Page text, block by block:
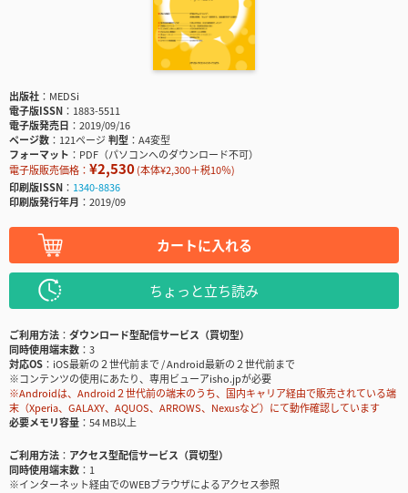
出版社
MEDSi
電子版ISSN
1883-5511
電子版発売日
2019/09/16
ページ数
121ページ判型
A4変型
フォーマット
PDF（パソコンへのダウンロード不可）
電子版販売価格： ¥2,530(本体¥2,300＋税10％)
印刷版ISSN
1340-8836
印刷版発行年月
2019/09
カートに入れる
ちょっと立ち読み
ご利用方法
ダウンロード型配信サービス（買切型）
同時使用端末数
3
対応OS
iOS最新の２世代前まで / Android最新の２世代前まで
※コンテンツの使用にあたり、専用ビューアisho.jpが必要
※Androidは、Android２世代前の端末のうち、国内キャリア経由で販売されている端
末（Xperia、GALAXY、AQUOS、ARROWS、Nexusなど）にて動作確認しています
必要メモリ容量
54 MB以上
ご利用方法
アクセス型配信サービス（買切型）
同時使用端末数
1
※インターネット経由でのWEBブラウザによるアクセス参照